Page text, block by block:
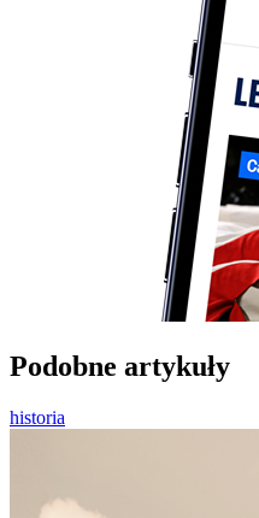
Podobne artykuły
historia